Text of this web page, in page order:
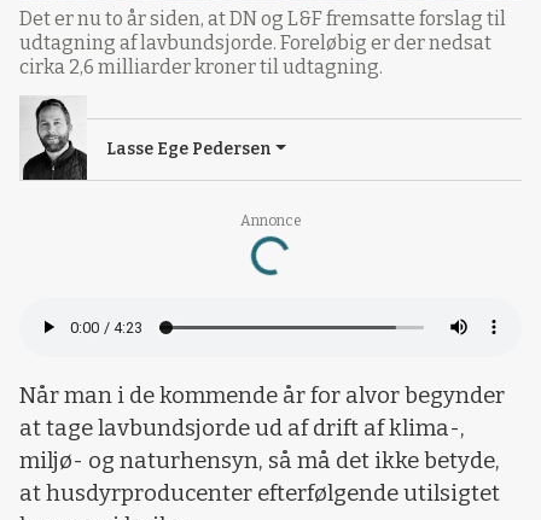
Annonce
Loading...
Det er nu to år siden, at DN og L&F fremsatte forslag til
udtagning af lavbundsjorde. Foreløbig er der nedsat
cirka 2,6 milliarder kroner til udtagning.
Lasse Ege Pedersen
Når man i de kommende år for alvor begynder
at tage lavbundsjorde ud af drift af klima-,
miljø- og naturhensyn, så må det ikke betyde,
at husdyrproducenter efterfølgende utilsigtet